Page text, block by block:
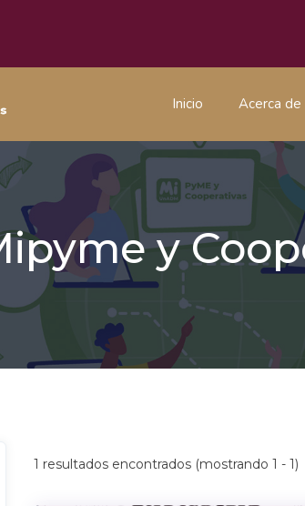
Inicio Acerca de
y
1 resultados encontrados (mostrando 1 - 1)